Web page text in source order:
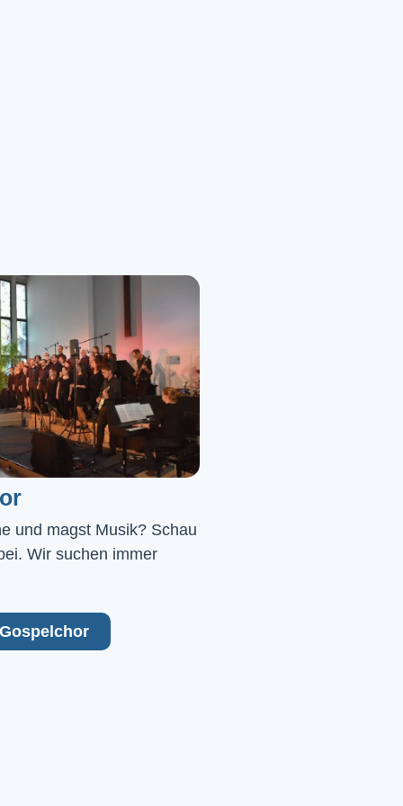
und magst Musik? Schau
Wir suchen immer